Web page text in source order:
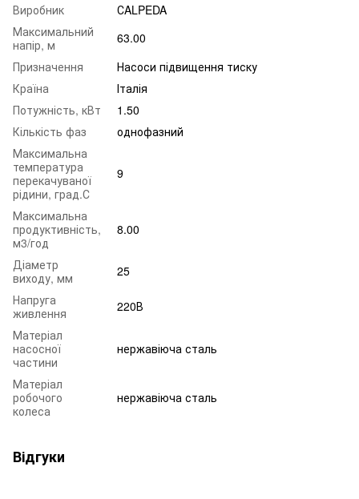
Виробник
СALPEDA
Максимальний
напір, м
63.00
Призначення
Насоси підвищення тиску
Країна
Італія
Потужність, кВт
1.50
Кількість фаз
однофазний
Максимальна
температура
перекачуваної
рідини, град.С
9
Максимальна
продуктивність,
м3/год
8.00
Діаметр
виходу, мм
25
Напруга
живлення
220В
Матеріал
насосної
частини
нержавіюча сталь
Матеріал
робочого
колеса
нержавіюча сталь
Відгуки